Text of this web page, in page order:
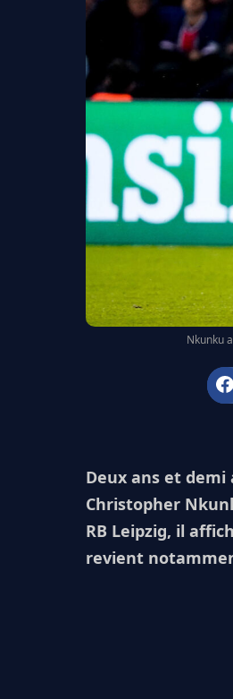
Nkunku
Deux ans et demi
Christopher
RB Leipzig, il
revient